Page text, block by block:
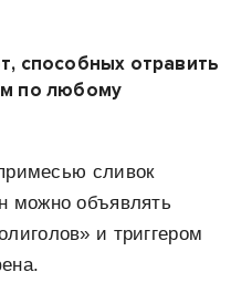
способных отравить
по любому
сливок
можно объявлять
и триггером